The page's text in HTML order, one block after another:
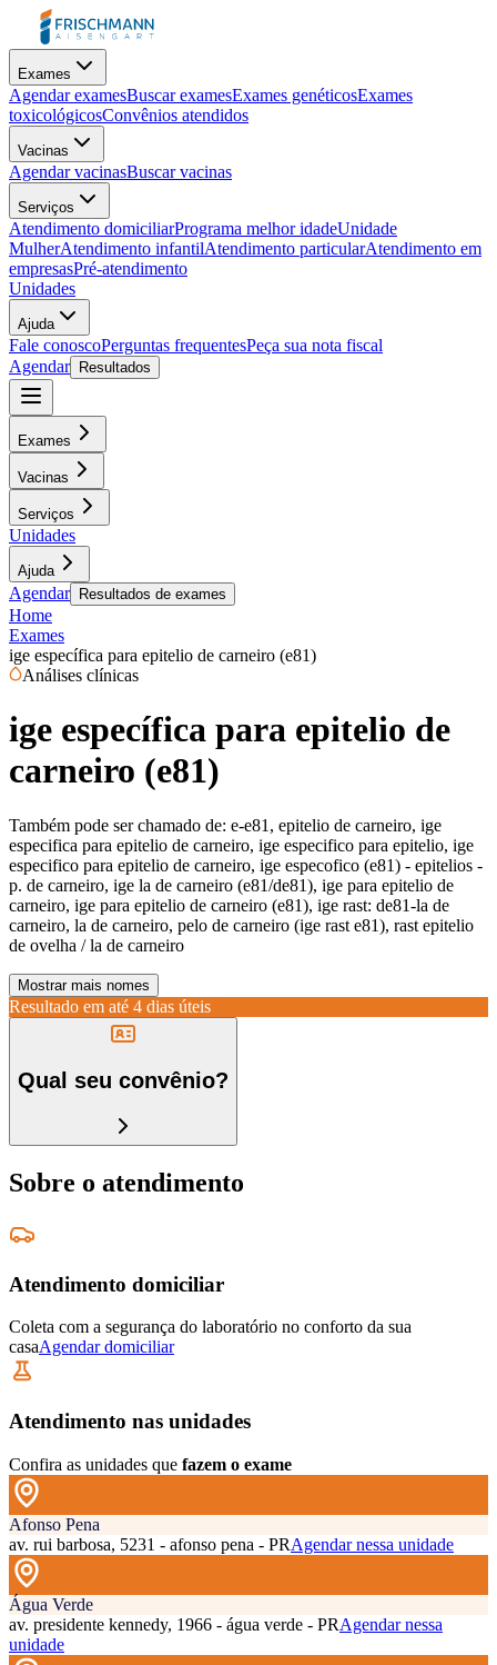
Exames
Agendar examesBuscar examesExames genéticosExames
toxicológicosConvênios atendidos
Vacinas
Agendar vacinasBuscar vacinas
Serviços
Atendimento domiciliarPrograma melhor idadeUnidade
MulherAtendimento infantilAtendimento particularAtendimento em
empresasPré-atendimento
Unidades
Ajuda
Fale conoscoPerguntas frequentesPeça sua nota fiscal
Agendar
Resultados
Exames
Vacinas
Serviços
Unidades
Ajuda
Agendar Resultados de exames
Home
Exames
ige específica para epitelio de carneiro (e81)
Análises clínicas
ige específica para epitelio de
carneiro (e81)
Também pode ser chamado de: e-e81, epitelio de carneiro, ige
especifica para epitelio de carneiro, ige especifico para epitelio, ige
especifico para epitelio de carneiro, ige especofico (e81) - epitelios -
p. de carneiro, ige la de carneiro (e81/de81), ige para epitelio de
carneiro, ige para epitelio de carneiro (e81), ige rast: de81-la de
carneiro, la de carneiro, pelo de carneiro (ige rast e81), rast epitelio
de ovelha / la de carneiro
Mostrar mais nomes
Resultado em até 4 dias úteis
Qual seu convênio?
Sobre o atendimento
Atendimento domiciliar
Coleta com a segurança do laboratório no conforto da sua
casaAgendar domiciliar
Atendimento nas unidades
Confira as unidades que fazem o exame
Afonso Pena
av. rui barbosa, 5231 - afonso pena - PRAgendar nessa unidade
Água Verde
av. presidente kennedy, 1966 - água verde - PRAgendar nessa
unidade